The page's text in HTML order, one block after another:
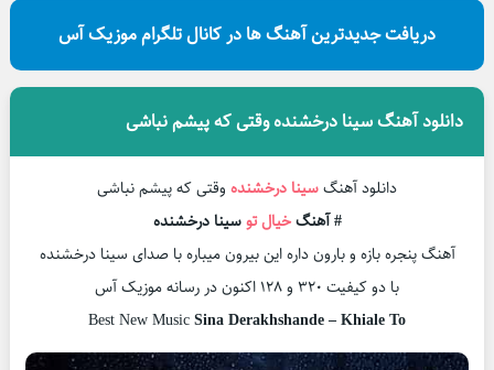
دریافت جدیدترین آهنگ ها در کانال تلگرام موزیک آس
دانلود آهنگ سینا درخشنده وقتی که پیشم نباشی
دانلود آهنگسینا درخشنده وقتی که پیشم نباشی
# آهنگخیال توسینا درخشنده
آهنگ پنجره بازه و بارون داره این بیرون میباره با صدای سینا درخشنده
با دو کیفیت ۳۲۰ و ۱۲۸ اکنون در رسانه موزیک آس
Best New MusicSina Derakhshande – Khiale To